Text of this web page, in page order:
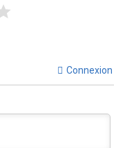
Connexion